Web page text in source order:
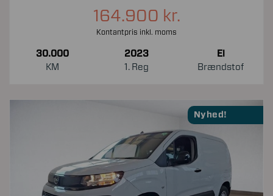
164.900 kr.
Kontantpris inkl. moms
30.000
KM
2023
1. Reg
El
Brændstof
Nyhed!